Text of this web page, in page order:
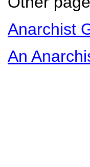
Anarchist
An